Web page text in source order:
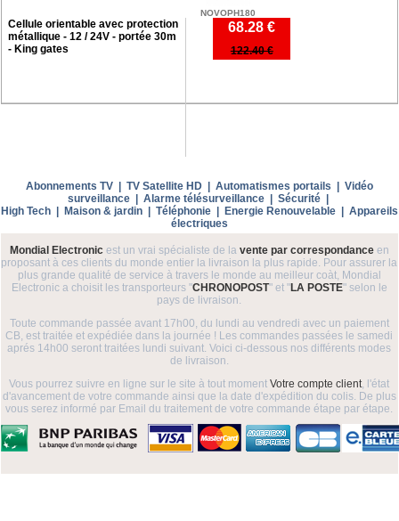
NOVOPH180
Cellule orientable avec protection
métallique - 12 / 24V - portée 30m
- King gates
68.28 €
122.40 €
Abonnements TV| TV Satellite HD| Automatismes portails | Vidéo
surveillance| Alarme télésurveillance| Sécurité|
High Tech| Maison & jardin| Téléphonie| Energie Renouvelable| Appareils
électriques
Mondial Electronicest un vrai spécialiste de la vente par correspondanceen
proposant à ces clients du monde entier la livraison la plus rapide. Pour assurer la
plus grande qualité de service à travers le monde au meilleur coàt, Mondial
Electronic a choisit les transporteurs "CHRONOPOST" et "LA POSTE" selon le
pays de livraison.
Toute commande passée avant 17h00, du lundi au vendredi avec un paiement
CB, est traitée et expédiée dans la journée ! Les commandes passées le samedi
aprés 14h00 seront traitées lundi suivant. Voici ci-dessous nos différents modes
de livraison.
Vous pourrez suivre en ligne sur le site à tout momentVotre compte client , l'état
d'avancement de votre commande ainsi que la date d'expédition du colis. De plus
vous serez informé par Email du traitement de votre commande étape par étape.